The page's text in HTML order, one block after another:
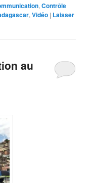
,Contrôle
,Vidéo | Laisser
au